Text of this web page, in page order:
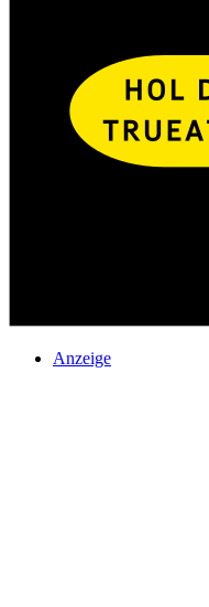
Anzeige